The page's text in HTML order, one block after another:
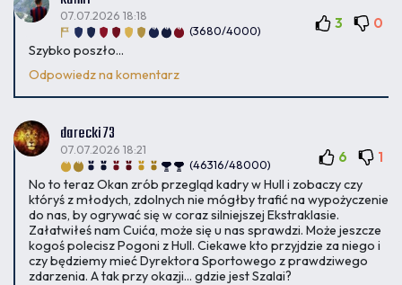
(3680/4000)
07.07.2026 18:18 3 0
Szybko poszło...
Odpowiedz na komentarz
darecki73
(46316/48000)
07.07.2026 18:21 6 1
No to teraz Okan zrób przegląd kadry w Hull i zobaczy czy
któryś z młodych, zdolnych nie mógłby trafić na wypożyczenie
do nas, by ogrywać się w coraz silniejszej Ekstraklasie.
Załatwiłeś nam Cuića, może się u nas sprawdzi. Może jeszcze
kogoś polecisz Pogoni z Hull. Ciekawe kto przyjdzie za niego i
czy będziemy mieć Dyrektora Sportowego z prawdziwego
zdarzenia. A tak przy okazji... gdzie jest Szalai?